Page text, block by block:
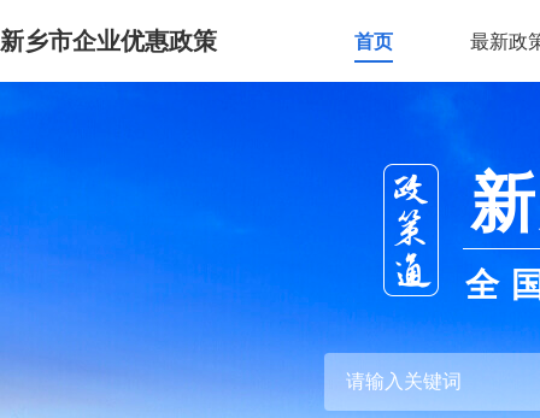
新乡市企业优惠政策 首页 最新政
全